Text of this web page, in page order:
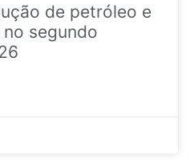
de petróleo e
segundo